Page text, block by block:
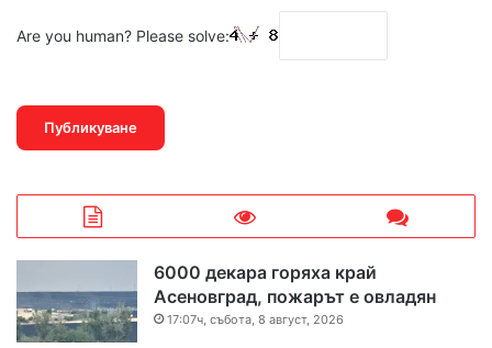
Are you human? Please solve:
6000 декара горяха край
Асеновград, пожарът е овладян
17:07ч, събота, 8 август, 2026